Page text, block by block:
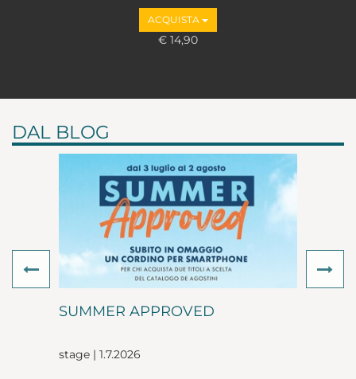
ACQUISTA
€ 14,90
DAL BLOG
SUMMER APPROVED
stage | 1.7.2026
Previous